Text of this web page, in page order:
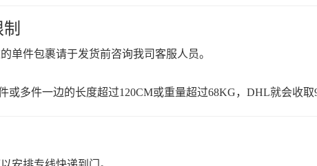
单件包裹请于发货前咨询我司客服人员。
多件一边的长度超过120CM或重量超过68KG，DHL就会收取